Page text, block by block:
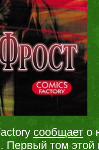
сообщаето
том этой